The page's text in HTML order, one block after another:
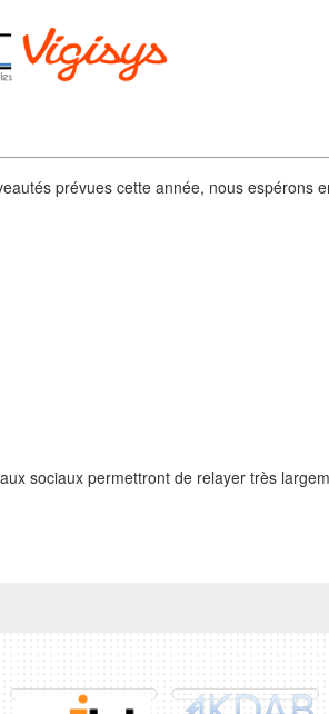
prévues cette année, nous espérons
sociaux permettront de relayer très